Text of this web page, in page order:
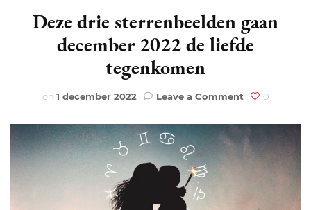
Deze drie sterrenbeelden gaan
december 2022 de liefde
tegenkomen
on 1 december 2022 Leave a Commenton
drie
gaan
0